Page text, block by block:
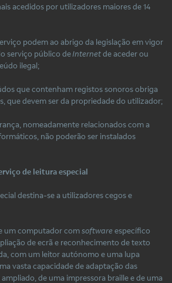
acedidos por utilizadores maiores de 14
podem ao abrigo da legislação em vigor
serviço público deInternetde aceder ou
ilegal;
que contenham registos sonoros obriga
que devem ser da propriedade do utilizador;
nomeadamente relacionados com a
não poderão ser instalados
de leitura especial
destina-se a utilizadores cegos e
um computador comsoftwareespecífico
de ecrã e reconhecimento de texto
com um leitor autónomo e uma lupa
vasta capacidade de adaptação das
de uma impressora braille e de uma